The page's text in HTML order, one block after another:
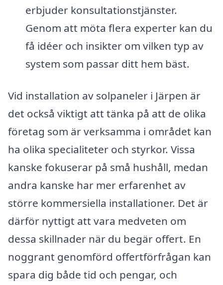
erbjuder konsultationstjänster.
Genom att möta flera experter kan du
få idéer och insikter om vilken typ av
system som passar ditt hem bäst.
Vid installation av solpaneler i Järpen är
det också viktigt att tänka på att de olika
företag som är verksamma i området kan
ha olika specialiteter och styrkor. Vissa
kanske fokuserar på små hushåll, medan
andra kanske har mer erfarenhet av
större kommersiella installationer. Det är
därför nyttigt att vara medveten om
dessa skillnader när du begär offert. En
noggrant genomförd offertförfrågan kan
spara dig både tid och pengar, och